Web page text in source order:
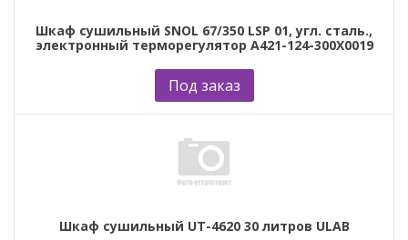
Шкаф сушильный SNOL 67/350 LSP 01, угл. сталь.,
электронный терморегулятор А421-124-300Х0019
Под заказ
Шкаф сушильный UT-4620 30 литров ULAB